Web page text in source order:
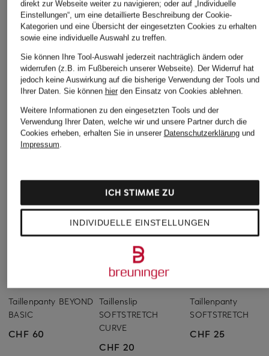
Taillenpanty BEYOND
BASIC
CHF 60
Taillenslip
SOFTSTRETCH
CURVE
CHF 20
Taillenpanty
SOFTSTRETCH
CHF 25
direkt zur Webseite weiter zu navigieren; oder auf „Individuelle
Einstellungen“, um eine detaillierte Beschreibung der Cookie-
Kategorien und eine Übersicht der eingesetzten Cookies zu erhalten
sowie eine individuelle Auswahl zu treffen.
Sie können Ihre Tool-Auswahl jederzeit nachträglich ändern oder
widerrufen (z.B. im Fußbereich unserer Webseite). Der Widerruf hat
jedoch keine Auswirkung auf die bisherige Verwendung der Tools und
Ihrer Daten. Sie können hierden Einsatz von Cookies ablehnen.
Weitere Informationen zu den eingesetzten Tools und der
Verwendung Ihrer Daten, welche wir und unsere Partner durch die
Cookies erheben, erhalten Sie in unserer Datenschutzerklärungund
Impressum.
INDIVIDUELLE EINSTELLUNGEN
ICH STIMME ZU